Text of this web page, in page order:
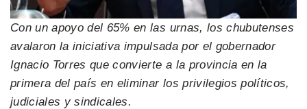
Con un apoyo del 65% en las urnas, los chubutenses
avalaron la iniciativa impulsada por el gobernador
Ignacio Torres que convierte a la provincia en la
primera del país en eliminar los privilegios políticos,
judiciales y sindicales.